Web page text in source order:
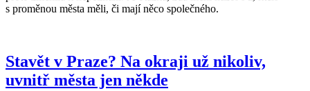
s proměnou města měli, či mají něco společného.
Stavět v Praze? Na okraji už nikoliv,
uvnitř města jen někde